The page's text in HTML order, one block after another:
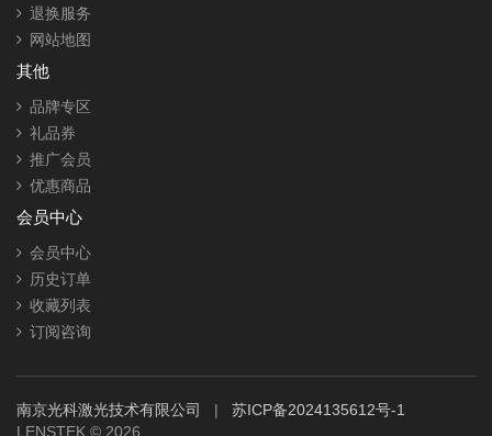
退换服务
网站地图
其他
品牌专区
礼品券
推广会员
优惠商品
会员中心
会员中心
历史订单
收藏列表
订阅咨询
南京光科激光技术有限公司 | 苏ICP备2024135612号-1
LENSTEK © 2026